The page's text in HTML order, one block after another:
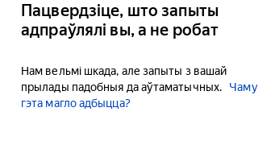
Пацвердзіце, што запыты
адпраўлялі вы, а не робат
Нам вельмі шкада, але запыты з вашай
прылады падобныя да аўтаматычных.
Чаму
гэта магло адбыцца?